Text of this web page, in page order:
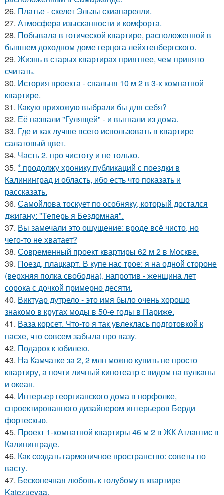
26. Платье - скелет Эльзы скиапарелли.
27. Атмосфера изысканности и комфорта.
28. Побывала в готической квартире, расположенной в
бывшем доходном доме герцога лейхтенбергского.
29. Жизнь в старых квартирах приятнее, чем принято
считать.
30. История проекта - спальня 10 м 2 в 3-х комнатной
квартире.
31. Какую прихожую выбрали бы для себя?
32. Её назвали "Гулящей" - и выгнали из дома.
33. Где и как лучше всего использовать в квартире
салатовый цвет.
34. Часть 2. про чистоту и не только.
35. * продолжу хронику публикаций с поездки в
Калининград и область, ибо есть что показать и
рассказать.
36. Самойлова тоскует по особняку, который достался
джигану: "Теперь я Бездомная".
37. Вы замечали это ощущение: вроде всё чисто, но
чего-то не хватает?
38. Современный проект квартиры 62 м 2 в Москве.
39. Поезд, плацкарт. В купе нас трое: я на одной стороне
(верхняя полка свободна), напротив - женщина лет
сорока с дочкой примерно десяти.
40. Виктуар дутрело - это имя было очень хорошо
знакомо в кругах моды в 50-е годы в Париже.
41. Ваза корсет. Что-то я так увлеклась подготовкой к
пасхе, что совсем забыла про вазу.
42. Подарок к юбилею.
43. На Камчатке за 2, 2 млн можно купить не просто
квартиру, а почти личный кинотеатр с видом на вулканы
и океан.
44. Интерьер георгианского дома в норфолке,
спроектированного дизайнером интерьеров Берди
фортескью.
45. Проект 1-комнатной квартиры 46 м 2 в ЖК Атлантис в
Калининграде.
46. Как создать гармоничное пространство: советы по
васту.
47. Бесконечная любовь к голубому в квартире
Katezuevaa.